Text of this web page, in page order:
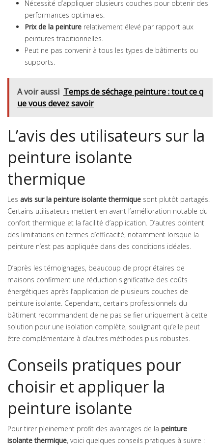
Nécessité d’appliquer plusieurs couches pour obtenir des
performances optimales.
Prix de la peinture relativement élevé par rapport aux
peintures traditionnelles.
Peut ne pas convenir à tous les types de bâtiments ou
supports.
A voir aussi Temps de séchage peinture : tout ce q
ue vous devez savoir
L’avis des utilisateurs sur la
peinture isolante
thermique
Les avis sur la peinture isolante thermique sont plutôt partagés.
Certains utilisateurs mettent en avant l’amélioration notable du
confort thermique et la facilité d’application. D’autres pointent
des limitations en termes d’efficacité, notamment lorsque la
peinture n’est pas appliquée dans des conditions idéales.
D’après les témoignages, beaucoup de propriétaires de
maisons confirment une réduction significative des coûts
énergétiques après l’application de plusieurs couches de
peinture isolante. Cependant, certains professionnels du
bâtiment recommandent de ne pas se fier uniquement à cette
solution pour une isolation complète, soulignant qu’elle peut
être complémentaire à d’autres méthodes plus robustes.
Conseils pratiques pour
choisir et appliquer la
peinture isolante
Pour tirer pleinement profit des avantages de la peinture
isolante thermique, voici quelques conseils pratiques à suivre :